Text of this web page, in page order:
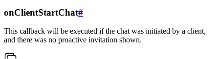
onClientStartChat#
This callback will be executed if the chat was initiated by a client,
and there was no proactive invitation shown.